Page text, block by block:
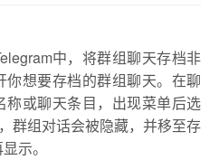
中，将群组聊天存档非
你想要存档的群组聊天。在聊
称或聊天条目，出现菜单后选
群组对话会被隐藏，并移至存
示。